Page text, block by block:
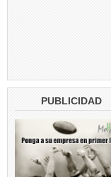
PUBLICIDAD